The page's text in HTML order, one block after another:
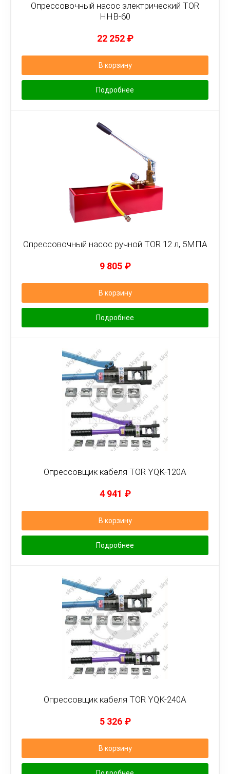
Опрессовочный насос электрический TOR
HHB-60
22 252 ₽
В корзину
Подробнее
Опрессовочный насос ручной TOR 12 л, 5МПА
9 805 ₽
В корзину
Подробнее
Опрессовщик кабеля TOR YQK-120A
4 941 ₽
В корзину
Подробнее
Опрессовщик кабеля TOR YQK-240A
5 326 ₽
В корзину